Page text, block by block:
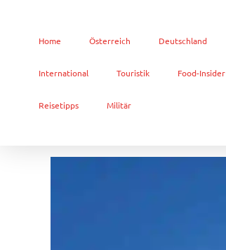
Home Österreich Deutschland
International Touristik Food-Insider
Reisetipps Militär